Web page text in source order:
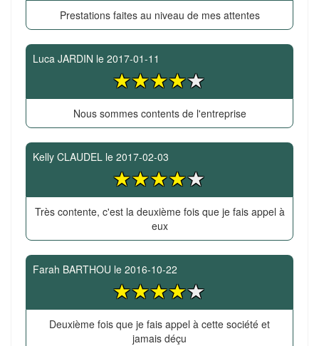
Prestations faites au niveau de mes attentes
Luca JARDIN le 2017-01-11
Nous sommes contents de l'entreprise
Kelly CLAUDEL le 2017-02-03
Très contente, c'est la deuxième fois que je fais appel à
eux
Farah BARTHOU le 2016-10-22
Deuxième fois que je fais appel à cette société et
jamais déçu